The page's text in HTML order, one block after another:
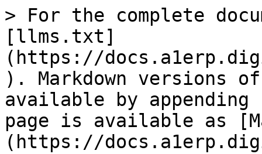
> For the complete
[llms.txt]
(https://
). Markdown versions
available by
page is available as
(https://